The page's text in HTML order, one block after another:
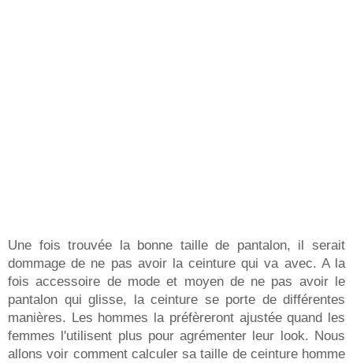
Une fois trouvée la bonne taille de pantalon, il serait
dommage de ne pas avoir la ceinture qui va avec. A la
fois accessoire de mode et moyen de ne pas avoir le
pantalon qui glisse, la ceinture se porte de différentes
manières. Les hommes la préfèreront ajustée quand les
femmes l'utilisent plus pour agrémenter leur look. Nous
allons voir comment calculer sa taille de ceinture homme